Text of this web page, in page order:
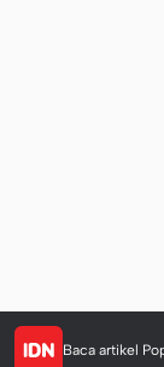
Baca artikel